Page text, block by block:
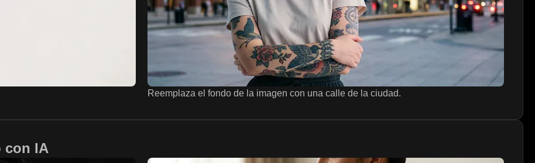
Reemplaza el fondo de la imagen con una calle de la ciudad.
con IA